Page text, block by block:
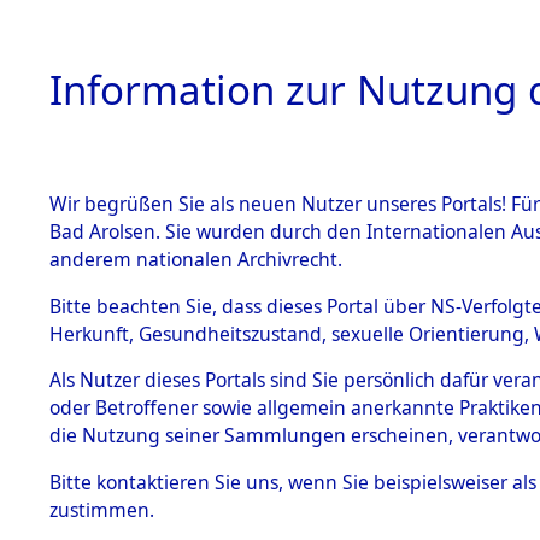
HOME
BESTÄNDE
Inhaftierungsdoku
mente
1.2.9 Beim ITS
verwahrte
1.2.9.1
Effekten aus
0005
Information zur Nutzung
Wir begrüßen Sie als neuen Nutzer unseres Portals!
Bad Arolsen. Sie wurden durch den Internationalen
anderem nationalen Archivrecht.
Bitte beachten Sie, dass dieses Portal über NS-
Herkunft, Gesundheitszustand, sexuelle
Als Nutzer dieses Portals sind Sie persönlich dafür
oder Betroffener sowie allgemein anerkannte
die Nutzung seiner Sammlungen erscheinen,
Bitte kontaktieren Sie uns, wenn Sie beispielsweiser
zustimmen.